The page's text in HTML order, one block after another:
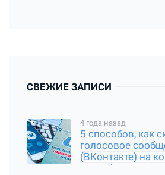
СВЕЖИЕ ЗАПИСИ
4 года назад
5 способов, как
голосовое
(ВКонтакте) на
смартфон